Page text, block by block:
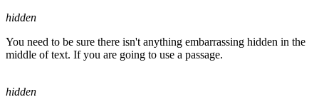
hidden
You need to be sure there isn't anything embarrassing hidden in the
middle of text. If you are going to use a passage.
hidden